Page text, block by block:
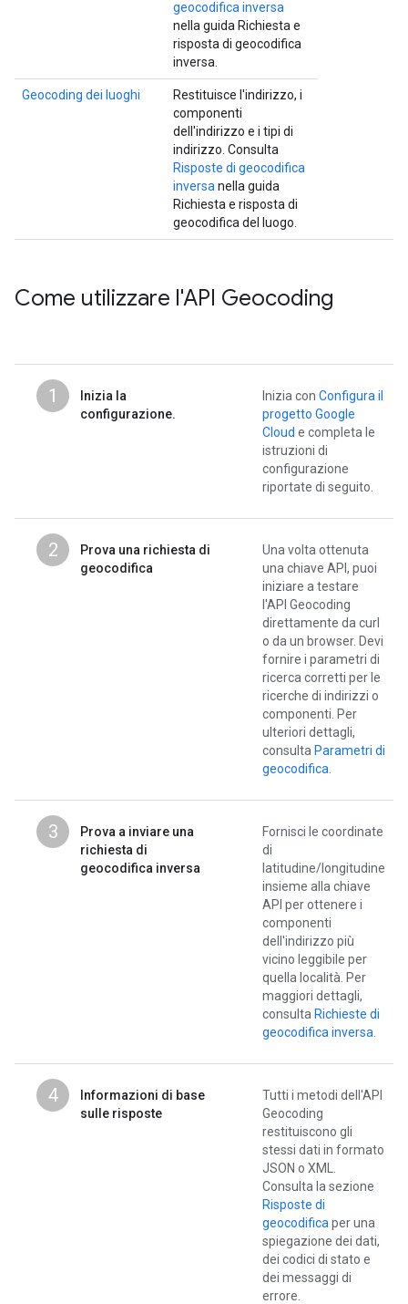
geocodifica inversa
nella guida Richiesta e
risposta di geocodifica
inversa.
Geocoding dei luoghi
Restituisce l'indirizzo, i
componenti
dell'indirizzo e i tipi di
indirizzo. Consulta
Risposte di geocodifica
inversa nella guida
Richiesta e risposta di
geocodifica del luogo.
Come utilizzare l'API Geocoding
1
Inizia la
configurazione.
Inizia con Configura il
progetto Google
Cloud e completa le
istruzioni di
configurazione
riportate di seguito.
2
Prova una richiesta di
geocodifica
Una volta ottenuta
una chiave API, puoi
iniziare a testare
l'API Geocoding
direttamente da curl
o da un browser. Devi
fornire i parametri di
ricerca corretti per le
ricerche di indirizzi o
componenti. Per
ulteriori dettagli,
consulta Parametri di
geocodifica
3
Prova a inviare una
richiesta di
geocodifica inversa
Fornisci le coordinate
di
latitudine/longitudine
insieme alla chiave
API per ottenere i
componenti
dell'indirizzo più
vicino leggibile per
quella località. Per
maggiori dettagli,
consulta Richieste di
geocodifica inversa
4
Informazioni di base
sulle risposte
Tutti i metodi dell'API
Geocoding
restituiscono gli
stessi dati in formato
JSON o XML.
Consulta la sezione
Risposte di
geocodifica per una
spiegazione dei dati,
dei codici di stato e
dei messaggi di
errore.